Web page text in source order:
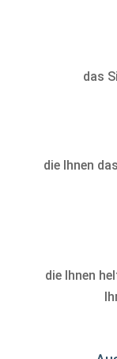
das
die Ihnen
die Ihnen